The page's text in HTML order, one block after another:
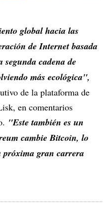
global hacia las
de Internet basada
cadena de
más ecológica",
de la plataforma de
en comentarios
"Este también es un
cambie Bitcoin, lo
próxima gran carrera